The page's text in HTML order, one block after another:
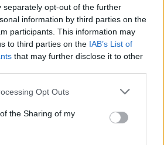
separately opt-out of the further
information by third parties on the
participants. This information may
to third parties on the IAB’s List of
that may further disclose it to other
app uses one or more Google
or usage behaviour. You may click to
to Google and its third-party tags to
specified purposes in below Google
Opt Outs
the Sharing of my
metalline
alluminizzata
8 cm x 9